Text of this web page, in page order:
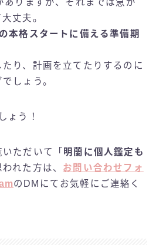
丈夫。
本格スタートに備える準備期
り、計画を立てたりするのに
しょう。
ょう！
ただいて「 明蘭に個人鑑定も
われた方は、 お問い合わせフォ
のDMにてお気軽にご連絡く